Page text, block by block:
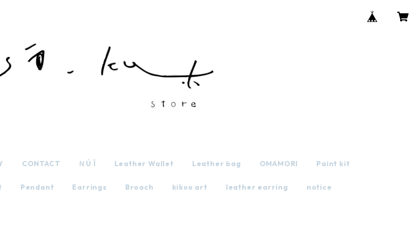
CONTACT ＮÚ Ï Leather Wallet Leather bag OMAMORI Paint kit
Pendant Earrings Broach kikuo art leather earring notice